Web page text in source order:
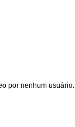
por nenhum usuário.